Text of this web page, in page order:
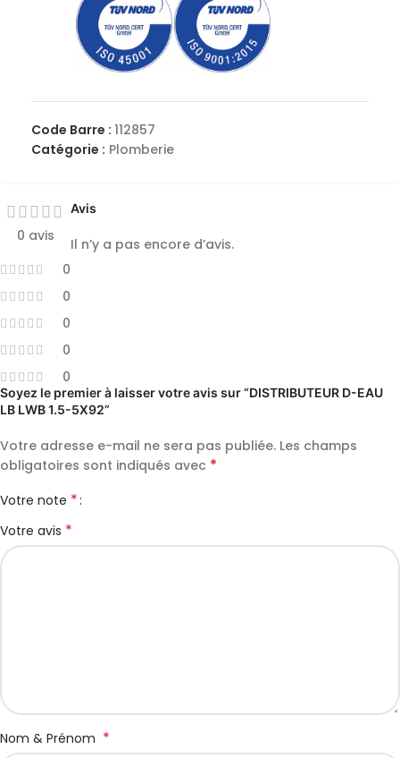
Code Barre : 112857
Catégorie : Plomberie
0 avis
0
0
0
0
0
Avis
Il n’y a pas encore d’avis.
Soyez le premier à laisser votre avis sur “DISTRIBUTEUR D-EAU
LB LWB 1.5-5X92”
Votre adresse e-mail ne sera pas publiée. Les champs
obligatoires sont indiqués avec *
Votre note *
Votre avis *
Nom & Prénom *